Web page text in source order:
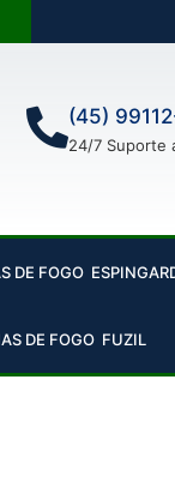
(45)
24/7 Suporte
FUZIL